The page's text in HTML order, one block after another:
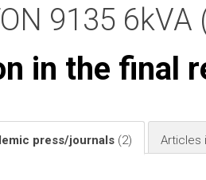
9135 6kVA
in the final
press/journals (2) Articles